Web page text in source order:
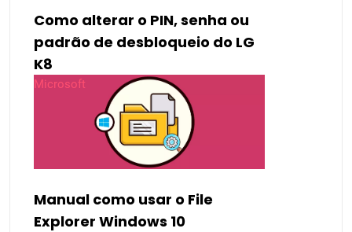
Como alterar o PIN, senha ou
padrão de desbloqueio do LG
K8
Microsoft
Manual como usar o File
Explorer Windows 10